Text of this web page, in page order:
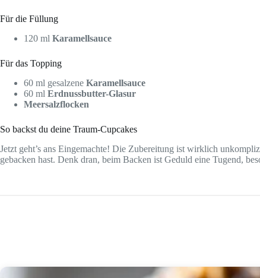
Für die Füllung
120 ml Karamellsauce
Für das Topping
60 ml gesalzene Karamellsauce
60 ml Erdnussbutter-Glasur
Meersalzflocken
So backst du deine Traum-Cupcakes
Jetzt geht’s ans Eingemachte! Die Zubereitung ist wirklich
gebacken hast. Denk dran, beim Backen ist Geduld eine Tugend,